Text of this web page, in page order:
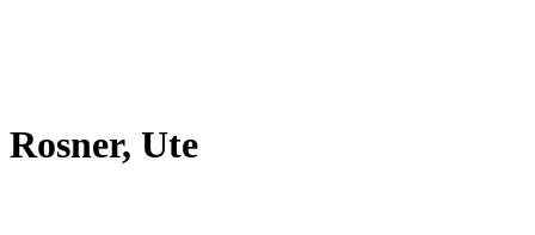
Rosner, Ute